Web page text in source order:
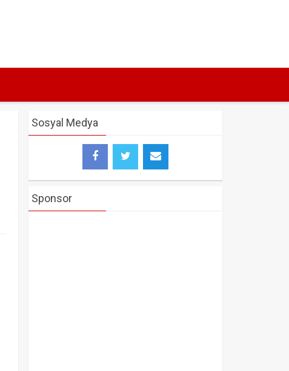
Sosyal Medya
Sponsor